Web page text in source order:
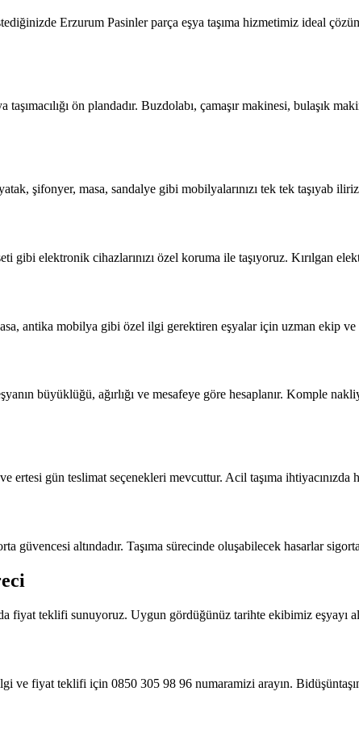
Erzurum Pasinler parça eşya taşıma hizmetimiz ideal
ön plandadır. Buzdolabı, çamaşır makinesi, bulaşık
yatak, şifonyer, masa, sandalye gibi mobilyalarınızı tek tek
gibi elektronik cihazlarınızı özel koruma ile taşıyoruz. Kırılgan
antika mobilya gibi özel ilgi gerektiren eşyalar için uzman ekip ve
büyüklüğü, ağırlığı ve mesafeye göre hesaplanır. Komple
ertesi gün teslimat seçenekleri mevcuttur. Acil taşıma ihtiyacınızda
güvencesi altındadır. Taşıma sürecinde oluşabilecek hasarlar
fiyat teklifi sunuyoruz. Uygun gördüğünüz tarihte ekibimiz eşyayı
ve fiyat teklifi için 0850 305 98 96 numaramizi arayın.